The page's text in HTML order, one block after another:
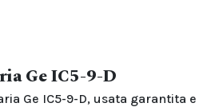
Ge IC5-9-D
Ge IC5-9-D, usata garantita e